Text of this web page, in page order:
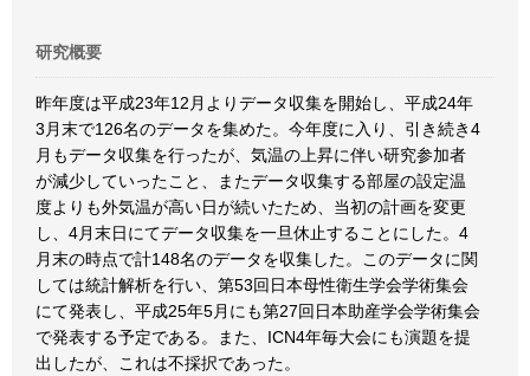
研究概要
昨年度は平成23年12月よりデータ収集を開始し、平成24年
3月末で126名のデータを集めた。今年度に入り、引き続き4
月もデータ収集を行ったが、気温の上昇に伴い研究参加者
が減少していったこと、またデータ収集する部屋の設定温
度よりも外気温が高い日が続いたため、当初の計画を変更
し、4月末日にてデータ収集を一旦休止することにした。4
月末の時点で計148名のデータを収集した。このデータに関
しては統計解析を行い、第53回日本母性衛生学会学術集会
にて発表し、平成25年5月にも第27回日本助産学会学術集会
で発表する予定である。また、ICN4年毎大会にも演題を提
出したが、これは不採択であった。